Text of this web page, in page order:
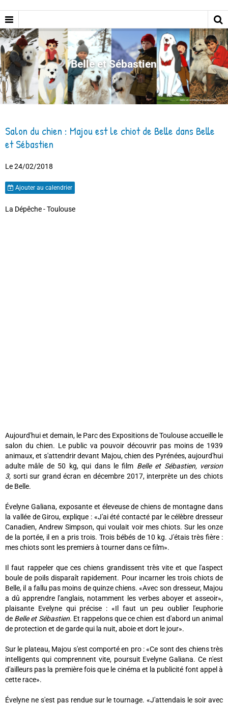
Belle et Sébastien
Salon du chien : Majou est le chiot de Belle dans Belle
et Sébastien
Le 24/02/2018
Ajouter au calendrier
La Dépêche - Toulouse
Aujourd'hui et demain, le Parc des Expositions de Toulouse accueille le
salon du chien. Le public va pouvoir découvrir pas moins de 1939
animaux, et s'attendrir devant Majou, chien des Pyrénées, aujourd'hui
adulte mâle de 50 kg, qui dans le film Belle et Sébastien, version
3, sorti sur grand écran en décembre 2017, interprète un des chiots
de Belle.
Évelyne Galiana, exposante et éleveuse de chiens de montagne dans
la vallée de Girou, explique : «J'ai été contacté par le célèbre dresseur
Canadien, Andrew Simpson, qui voulait voir mes chiots. Sur les onze
de la portée, il en a pris trois. Trois bébés de 10 kg. J'étais très fière :
mes chiots sont les premiers à tourner dans ce film».
Il faut rappeler que ces chiens grandissent très vite et que l'aspect
boule de poils disparaît rapidement. Pour incarner les trois chiots de
Belle, il a fallu pas moins de quinze chiens. «Avec son dresseur, Majou
a dû apprendre l'anglais, notamment les verbes aboyer et asseoir»,
plaisante Evelyne qui précise : «Il faut un peu oublier l'euphorie
de Belle et Sébastien. Et rappelons que ce chien est d'abord un animal
de protection et de garde qui la nuit, aboie et dort le jour».
Sur le plateau, Majou s'est comporté en pro : «Ce sont des chiens très
intelligents qui comprennent vite, poursuit Evelyne Galiana. Ce n'est
d'ailleurs pas la première fois que le cinéma et la publicité font appel à
cette race».
Évelyne ne s'est pas rendue sur le tournage. «J'attendais le soir avec